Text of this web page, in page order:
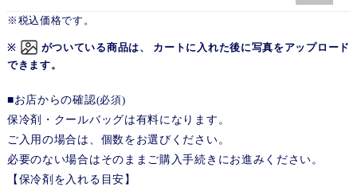
※税込価格です。
※
がついている商品は、 カートに入れた後に写真をアップロード
できます。
■お店からの確認(必須)
保冷剤・クールバッグは有料になります。
ご入用の場合は、個数をお選びください。
必要のない場合はそのままご購入手続きにお進みください。
【保冷剤を入れる目安】